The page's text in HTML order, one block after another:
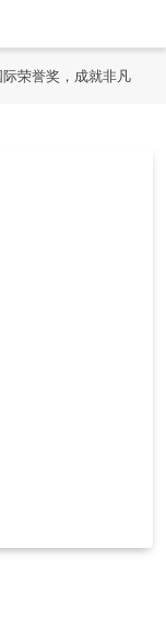
快报
荣誉奖，成就非凡